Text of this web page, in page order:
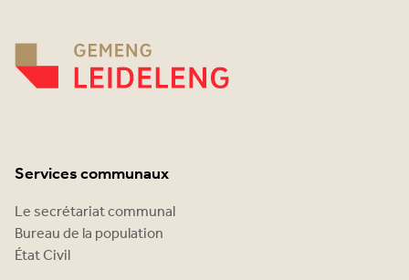
Services communaux
Le secrétariat communal
Bureau de la population
État Civil